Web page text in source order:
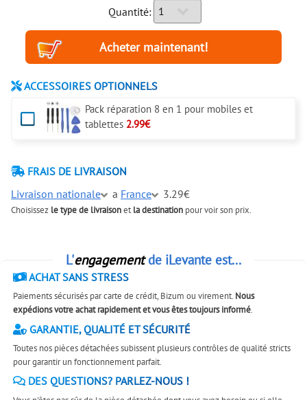
Quantité:
ACCESSOIRES OPTIONNELS
Pack réparation 8 en 1 pour mobiles et
tablettes 2.99€
FRAIS DE LIVRAISON
Livraison nationale
a France 3.29€
Choisissez le type de livraisonetla destination pour voir son prix.
L'engagementde iLevante est...
ACHAT SANS STRESS
Paiements sécurisés par carte de crédit, Bizum ou virement. Nous
expédions votre achat rapidement et vous êtes toujours informé.
GARANTIE, QUALITÉ ET SÉCURITÉ
Toutes nos pièces détachées subissent plusieurs contrôles de qualité stricts
pour garantir un fonctionnement parfait.
DES QUESTIONS? PARLEZ-NOUS !